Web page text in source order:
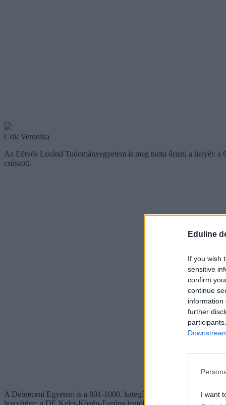
Eduline
If you wish
sensitive
confirm
continue
information
further
I want
Csik Veronika
Az Eötvös Loránd Tudományegyetem is meg tudta őrizni a helyét:
csúszott.
A Debreceni Egyetem is a 801-1000. kategóriába került, a tavalyi
hozzátéve: a DE Kelet-Közép-Európa legtöbb külföldi hallgatóval